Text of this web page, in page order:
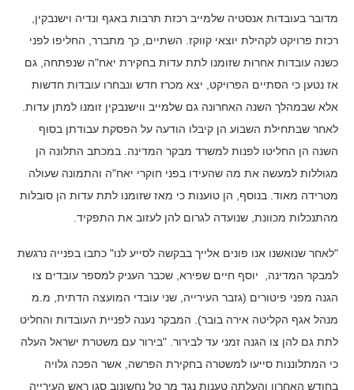
מדובר בעובדות אנסטיה שלמייב רכזת תרבות באגף ונדיה וישנבקין,
רכזת פרויקט לקהילת יוצאי קווקז. השתיים, כך מתברר, החליפו לפני
כשנה עובדות אחרות שזומנו לתת עדות בחקירת יאח"ה שנפתחה, גם
אז נטען כי הסתיים הפרויקט, יצא מכרז חדש ונבחרו עובדות חדשות
אלא שבמהלך השנה האחרונה גם שלמייב ווישנבקין זומנו למתן עדות.
לאחר שבתחילת השבוע הן קיבלו הודעה על הפסקת עבודתן בסוף
השנה הן החליטו לפנות למשרד מבקר המדינה. במכתב התלונה הן
מגוללות למעשה את מה שהעידו בפני חוקרי יאח"ה והתמונה שעולה
מטרידה מאוד. בנוסף, הן טוענות כי מאז שזומנו לתת עדות הן סובלות
מהתנכלות מכוונת, שנועדה לגרום להן לעזוב את התפקיד.
"לאחר שנואשנו אנו פונים אלייך בבקשה לסייע לנו" כתבו בפנייה נרגשת
למבקר המדינה, יוסף חיים שפירא, שכבר העניק למספר עובדים צו
הגנה מפני פיטורים (גזבר העירייה, שני עובדי המועצה הדתית, מ.מ
מנהל אגף הקליטה אירה בובר). המבקר נענה לפניית העובדות והחליט
לתת גם להן צו הגנה זמני עד לבירור. "בירור עם משטרת ישראל העלה
כי המתלוננות סייעו למשטרה בחקירת הפרשה, אשר הפכה גלויה
בחודש האחרון והעלתה טענות נגד מר טל נחשונוב סגן ראש העירייה